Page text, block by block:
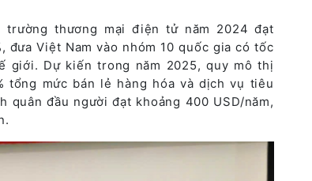
thương mại điện tử năm 2024 đạt
Việt Nam vào nhóm 10 quốc gia có tốc
giới. Dự kiến trong năm 2025, quy mô thị
tổng mức bán lẻ hàng hóa và dịch vụ tiêu
đầu người đạt khoảng 400 USD/năm,